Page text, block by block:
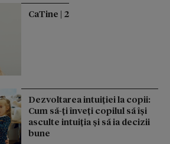
CaTine | 2
Dezvoltarea intuiției la copii:
Cum să-ți înveți copilul să își
asculte intuiția și să ia decizii
bune